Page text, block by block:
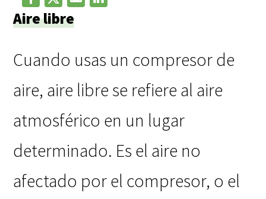
Aire libre
Cuando usas un compresor de
aire, aire libre se refiere al aire
atmosférico en un lugar
determinado. Es el aire no
afectado por el compresor, o el